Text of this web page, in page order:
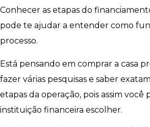
Conhecer as etapas do
pode te ajudar a entender como
processo.
Está pensando em comprar a casa
fazer várias pesquisas e saber
etapas da operação, pois assim você
instituição financeira escolher.